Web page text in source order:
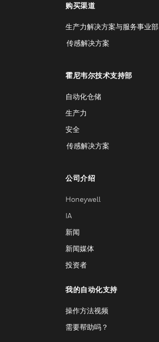
购买渠道
生产力解决方案与服务事业部
传感解决方案
霍尼韦尔技术支持部
自动化仓储
生产力
安全
传感解决方案
公司介绍
Honeywell
IA
新闻
新闻媒体
投资者
我的自动化支持
操作方法视频
需要帮助吗？